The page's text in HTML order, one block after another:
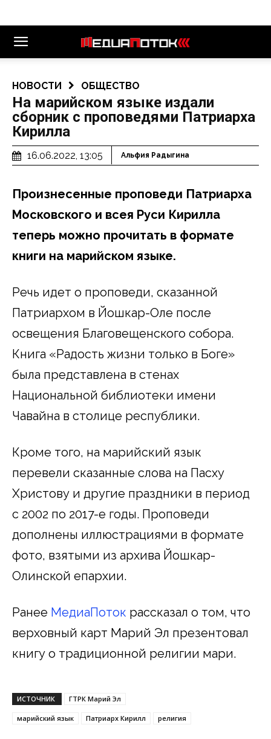
НОВОСТИ ОБЩЕСТВО
На марийском языке издали
сборник с проповедями Патриарха
Кирилла
16.06.2022, 13:05 Альфия Радыгина
Произнесенные проповеди Патриарха
Московского и всея Руси Кирилла
теперь можно прочитать в формате
книги на марийском языке.
Речь идет о проповеди, сказанной
Патриархом в Йошкар-Оле после
освещения Благовещенского собора.
Книга «Радость жизни только в Боге»
была представлена в стенах
Национальной библиотеки имени
Чавайна в столице республики.
Кроме того, на марийский язык
перевели сказанные слова на Пасху
Христову и другие праздники в период
с 2002 по 2017-е годы. Проповеди
дополнены иллюстрациями в формате
фото, взятыми из архива Йошкар-
Олинской епархии.
Ранее МедиаПоток рассказал о том, что
верховный карт Марий Эл презентовал
книгу о традиционной религии мари.
ИСТОЧНИК ГТРК Марий Эл
марийский язык Патриарх Кирилл религия